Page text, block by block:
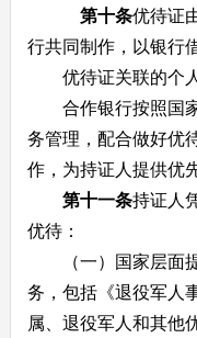
第十条优待证
行共同制作，以银行
优待证关联的个人
合作银行按照国家
务管理，配合做好优
作，为持证人提供优
第十一条持证人
优待：
（一）国家层面提
务，包括《退役军人
属、退役军人和其他